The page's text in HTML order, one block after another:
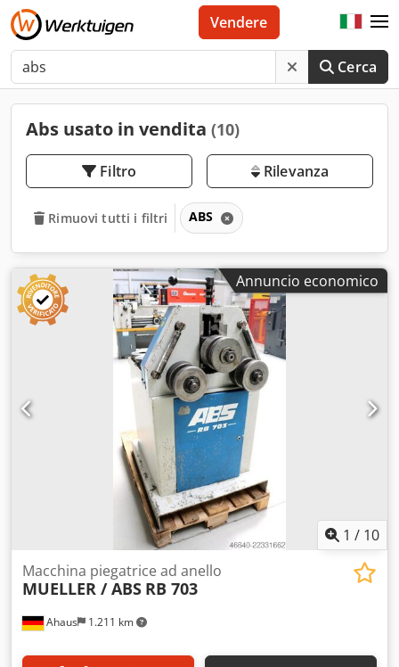
Cerca
Vendere
Abs usato in vendita (10)
Filtro Rilevanza
Rimuovi tutti i filtri ABS
Annuncio economico
1 / 10
Ahaus 1.211 km
Macchina piegatrice ad anello
MUELLER / ABS RB 703